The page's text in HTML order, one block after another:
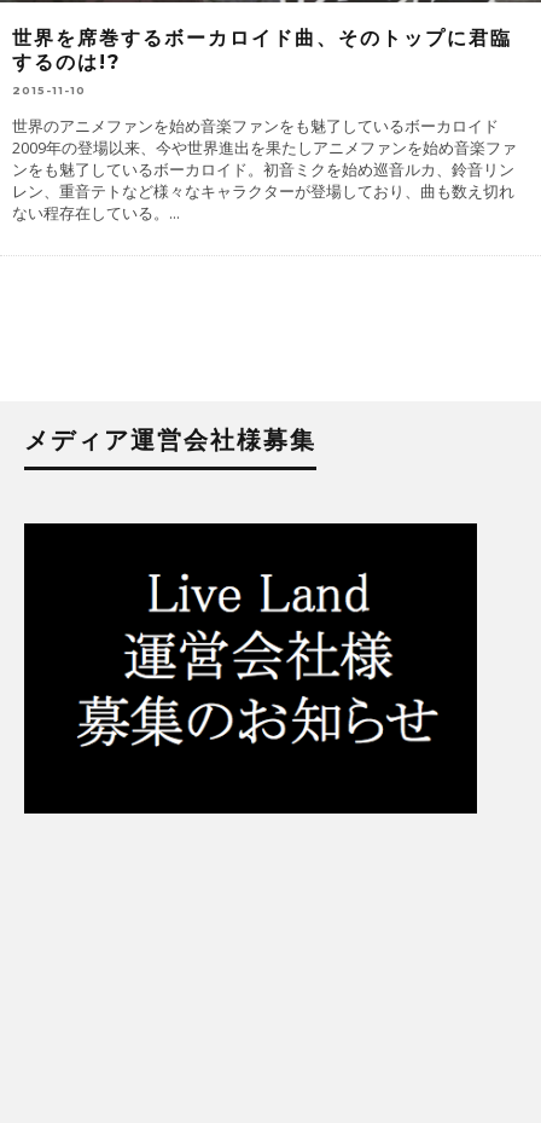
世界を席巻するボーカロイド曲、そのトップに君臨
するのは!?
2015-11-10
世界のアニメファンを始め音楽ファンをも魅了しているボーカロイド
2009年の登場以来、今や世界進出を果たしアニメファンを始め音楽ファ
ンをも魅了しているボーカロイド。初音ミクを始め巡音ルカ、鈴音リン
レン、重音テトなど様々なキャラクターが登場しており、曲も数え切れ
ない程存在している。 ...
メディア運営会社様募集